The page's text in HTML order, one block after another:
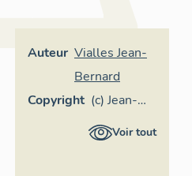
Auteur Vialles Jean-
Bernard
Copyright (c) Jean-
BernardVoir tout